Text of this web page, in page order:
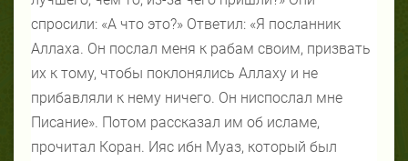
спросили: «А что это?» Ответил: «Я посланник
Аллаха. Он послал меня к рабам своим, призвать
их к тому, чтобы поклонялись Аллаху и не
прибавляли к нему ничего. Он ниспослал мне
Писание». Потом рассказал им об исламе,
прочитал Коран. Ияс ибн Муаз, который был